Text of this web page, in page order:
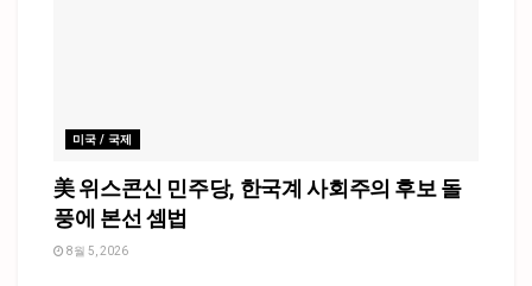
미국 / 국제
美 위스콘신 민주당, 한국계 사회주의 후보 돌
풍에 본선 셈법
8월 5, 2026